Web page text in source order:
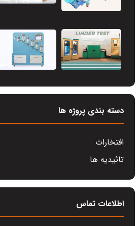
دسته بندی پروژه ها
افتخارات
تائیدیه ها
اطلاعات تماس